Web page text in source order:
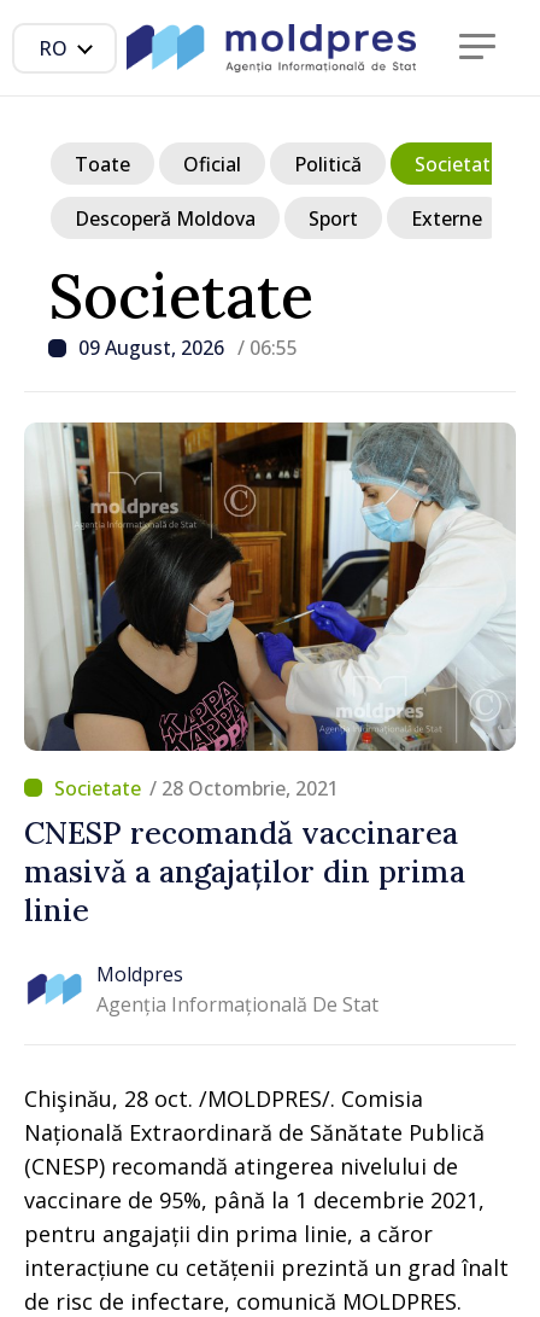
RO
Societate
09 August, 2026 / 06:55
Toate Oficial Politică Societate
Descoperă Moldova Sport Externe
/ 28 Octombrie, 2021
CNESP recomandă vaccinarea
masivă a angajaților din prima
linie
Moldpres
Agenția Informațională De Stat
Chişinău, 28 oct. /MOLDPRES/. Comisia
Națională Extraordinară de Sănătate Publică
(CNESP) recomandă atingerea nivelului de
vaccinare de 95%, până la 1 decembrie 2021,
pentru angajații din prima linie, a căror
interacțiune cu cetățenii prezintă un grad înalt
de risc de infectare, comunică MOLDPRES.